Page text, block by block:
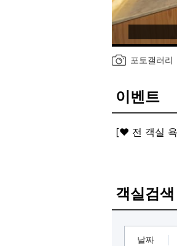
포토갤러리
이벤트
[❤️ 전 객실
객실검색
날짜